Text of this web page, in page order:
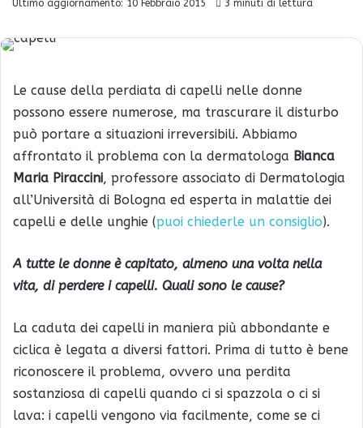
Ultimo aggiornamento: 10 Febbraio 2015 3 minuti di lettura
Le cause della perdiata di capelli nelle donne
possono essere numerose, ma trascurare il disturbo
può portare a situazioni irreversibili. Abbiamo
affrontato il problema con la dermatologa Bianca
Maria Piraccini, professore associato di Dermatologia
all’Università di Bologna ed esperta in malattie dei
capelli e delle unghie (puoi chiederle un consiglio).
A tutte le donne è capitato, almeno una volta nella
vita, di perdere i capelli. Quali sono le cause?
La caduta dei capelli in maniera più abbondante e
ciclica è legata a diversi fattori. Prima di tutto è bene
riconoscere il problema, ovvero una perdita
sostanziosa di capelli quando ci si spazzola o ci si
lava: i capelli vengono via facilmente, come se ci